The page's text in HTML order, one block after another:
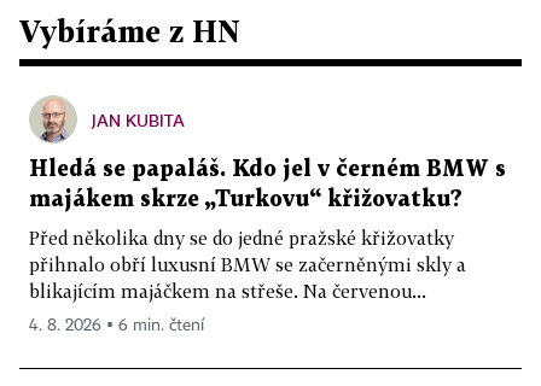
Vybíráme z HN
JAN KUBITA
Hledá se papaláš. Kdo jel v černém BMW s
majákem skrze „Turkovu“ křižovatku?
Před několika dny se do jedné pražské křižovatky
přihnalo obří luxusní BMW se začerněnými skly a
blikajícím majáčkem na střeše. Na červenou...
4. 8. 2026 ▪ 6 min. čtení